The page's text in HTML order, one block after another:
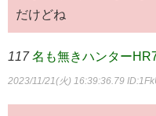
だけどね
117 名も無きハンター
2023/11/21(火) 16:39:36.79